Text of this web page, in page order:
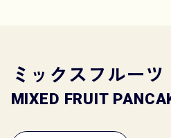
ミックスフルー
MIXED FRUIT